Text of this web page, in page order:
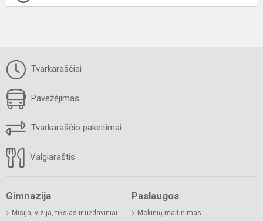
Tvarkaraščiai
Pavežėjimas
Tvarkaraščio pakeitimai
Valgiaraštis
Gimnazija
Misija, vizija, tikslas ir uždaviniai
Paslaugos
Mokinių maitinimas